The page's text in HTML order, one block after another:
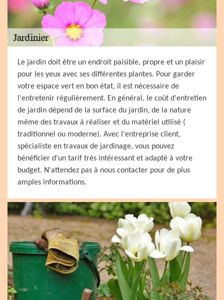
Le jardin doit être un endroit paisible, propre et un plaisir
pour les yeux avec ses différentes plantes. Pour garder
votre espace vert en bon état, il est nécessaire de
l'entretenir régulièrement. En général, le coût d'entretien
de jardin dépend de la surface du jardin, de la nature
même des travaux à réaliser et du matériel utilisé (
traditionnel ou moderne). Avec l'entreprise client,
spécialiste en travaux de jardinage, vous pouvez
bénéficier d'un tarif très intéressant et adapté à votre
budget. N'attendez pas à nous contacter pour de plus
amples informations.